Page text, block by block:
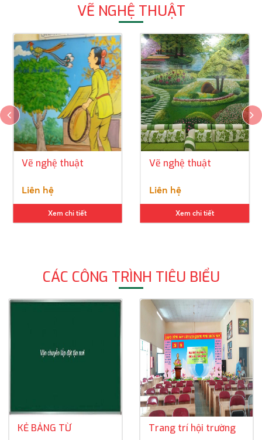
VẼ NGHỆ THUẬT
Vẽ nghệ thuật
Liên hệ
Xem chi tiết
Vẽ nghệ thuật
Liên hệ
Xem chi tiết
CÁC CÔNG TRÌNH TIÊU BIỂU
KẺ BẢNG TỪ Trang trí hội trường